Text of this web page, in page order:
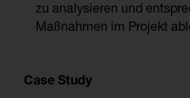
zu analysieren und
Maßnahmen im Projekt
Case Study